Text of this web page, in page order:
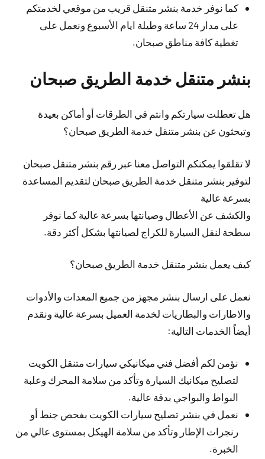
كما نوفر خدمة بنشر متنقل قريب من موقعي لخدمتكم
على مدار 24 ساعة وطيلة ايام الأسبوع ونعمل على
تغطية كافة مناطق صبحان.
بنشر متنقل خدمة الطريق صبحان
هل تعطلت سيارتكم وانتم في الطرقات أو أماكن بعيدة
وتبحثون عن بنشر متنقل خدمة الطريق صبحان؟
لا تقلقوا يمكنكم التواصل معنا عبر رقم بنشر متنقل صبحان
لتوفير بنشر متنقل خدمة الطريق صبحان لتقديم المساعدة
بسرعة عالية
والكشف عن الأعطال وصيانتها بسرعة عالية كما نوفر
سطحة لنقل السيارة للكراج لصيانتها بشكل أكثر دقة.
كيف يعمل بنشر متنقل خدمة الطريق صبحان؟
نعمل على ارسال بنشر مجهز من جميع المعدات والأدوات
والاطارات والبطاريات لخدمة العميل بسرعة عالية ونقدم
أيضاً الخدمات التالية:
نؤمن لكم أفضل فني ميكانيكي سيارات متنقل الكويت
لتصليح ميكانيك السيارة وتأكد من سلامة المحرك وعلبة
البواط والبواجي بدقة عالية.
نعمل في بنشر تصليح سيارات الكويت بفحص جنط أو
رنجرات الإطار وتأكد من سلامة الهيكل بمستوى عالي من
الخبرة.